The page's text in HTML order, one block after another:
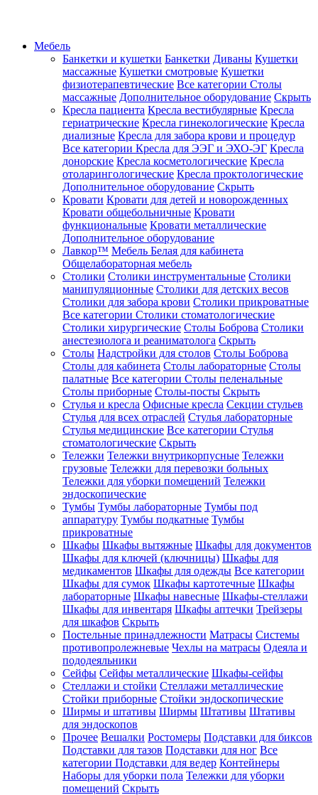
Мебель
Банкетки и кушетки Банкетки Диваны Кушетки
массажные Кушетки смотровые Кушетки
физиотерапевтические Все категории Столы
массажные Дополнительное оборудование Скрыть
Кресла пациента Кресла вестибулярные Кресла
гериатрические Кресла гинекологические Кресла
диализные Кресла для забора крови и процедур
Все категории Кресла для ЭЭГ и ЭХО-ЭГ Кресла
донорские Кресла косметологические Кресла
отоларингологические Кресла проктологические
Дополнительное оборудование Скрыть
Кровати Кровати для детей и новорожденных
Кровати общебольничные Кровати
функциональные Кровати металлические
Дополнительное оборудование
Лавкор™ Мебель Белая для кабинета
Общелабораторная мебель
Столики Столики инструментальные Столики
манипуляционные Столики для детских весов
Столики для забора крови Столики прикроватные
Все категории Столики стоматологические
Столики хирургические Столы Боброва Столики
анестезиолога и реаниматолога Скрыть
Столы Надстройки для столов Столы Боброва
Столы для кабинета Столы лабораторные Столы
палатные Все категории Столы пеленальные
Столы приборные Столы-посты Скрыть
Стулья и кресла Офисные кресла Секции стульев
Стулья для всех отраслей Стулья лабораторные
Стулья медицинские Все категории Стулья
стоматологические Скрыть
Тележки Тележки внутрикорпусные Тележки
грузовые Тележки для перевозки больных
Тележки для уборки помещений Тележки
эндоскопические
Тумбы Тумбы лабораторные Тумбы под
аппаратуру Тумбы подкатные Тумбы
прикроватные
Шкафы Шкафы вытяжные Шкафы для документов
Шкафы для ключей (ключницы) Шкафы для
медикаментов Шкафы для одежды Все категории
Шкафы для сумок Шкафы картотечные Шкафы
лабораторные Шкафы навесные Шкафы-стеллажи
Шкафы для инвентаря Шкафы аптечки Трейзеры
для шкафов Скрыть
Постельные принадлежности Матрасы Системы
противопролежневые Чехлы на матрасы Одеяла и
пододеяльники
Сейфы Сейфы металлические Шкафы-сейфы
Стеллажи и стойки Стеллажи металлические
Стойки приборные Стойки эндоскопические
Ширмы и штативы Ширмы Штативы Штативы
для эндоскопов
Прочее Вешалки Ростомеры Подставки для биксов
Подставки для тазов Подставки для ног Все
категории Подставки для ведер Контейнеры
Наборы для уборки пола Тележки для уборки
помещений Скрыть